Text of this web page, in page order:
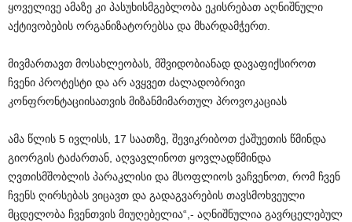
ყოველივე ამაზე კი პასუხისმგებლობა ეკისრებათ აღნიშნული
აქტივობების ორგანიზატორებსა და მხარდამჭერთ.
მივმართავთ მოსახლეობას, მშვიდობიანად დავაფიქსიროთ
ჩვენი პროტესტი და არ ავყვეთ ძალადობრივი
კონფრონტაციისათვის მიზანმიმართულ პროვოკაციას
ამა წლის 5 ივლისს, 17 საათზე, შევიკრიბოთ ქაშუეთის წმინდა
გიორგის ტაძართან, აღვავლინოთ ყოვლადწმინდა
ღვთისმშობლის პარაკლისი და მსოფლიოს ვაჩვენოთ, რომ ჩვენ
ჩვენს ღირსებას ვიცავთ და გადაგვარების თავსმოხვეული
მცდელობა ჩვენთვის მიუღებელია“,- აღნიშნულია გავრცელებულ